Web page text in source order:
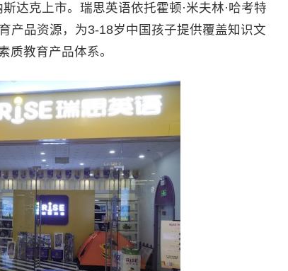
克上市。瑞思英语依托霍顿·米夫林·哈考特
产品资源，为3-18岁中国孩子提供覆盖知识文
质教育产品体系。